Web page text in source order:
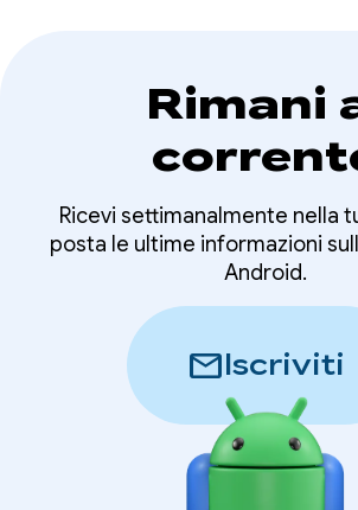
Rimani
Ricevi settimanalmente nella
posta le ultime informazioni
Android.
mailIscriviti